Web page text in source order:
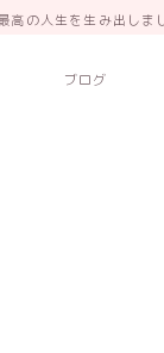
高の人生を生み出しま
ブログ